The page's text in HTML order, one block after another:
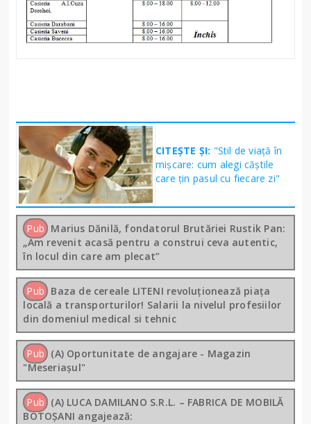
CITEȘTE ȘI: "Stil de viață în
mișcare: cum alegi căștile
care țin pasul cu fiecare zi"
Pub Marius Dănilă, fondatorul Brutăriei Rustik Pan:
„Am revenit acasă pentru a construi ceva autentic,
în locul din care am plecat”
Pub Baza de cereale LITENI revoluționează piața
locală a transporturilor! Salarii la nivelul profesiilor
din domeniul medical si tehnic
Pub (A) Oportunitate de angajare - Magazin
"Meseriașul"
Pub (A) LUCA DAMILANO S.R.L. – FABRICA DE MOBILĂ
BOTOȘANI angajează: